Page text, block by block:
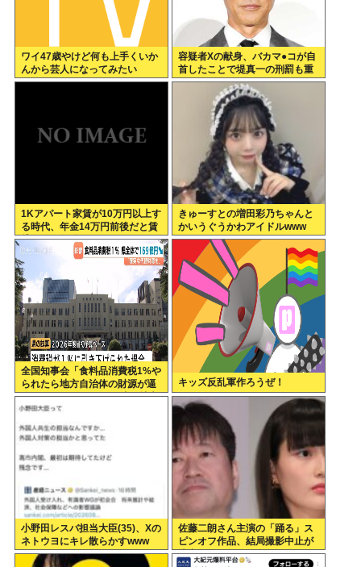
ワイ47歳やけど何も上手くいか
んから芸人になってみたい
容疑者Xの献身、バカマ●コが自
首したことで堤真一の刑罰も重
くなるwww
1Kアパート家賃が10万円以上す
る時代、年金14万円前後だと賃
貸の人は無理じゃね？
きゅーすとの増田彩乃ちゃんと
かいうぐうかわアイドルwww
全国知事会「食料品消費税1%や
られたら地方自治体の財源が逼
迫してしまう 」…この流れ地方
税増税するしかないよ、もう
キッズ反乱軍作ろうぜ！
小野田レスバ担当大臣(35)、Xの
ネトウヨにキレ散らかすwww
佐藤二朗さん主演の「踊る」ス
ピンオフ作品、結局撮影中止が
決定www